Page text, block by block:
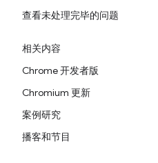
查看未处理完毕的问题
相关内容
Chrome 开发者版
Chromium 更新
案例研究
播客和节目